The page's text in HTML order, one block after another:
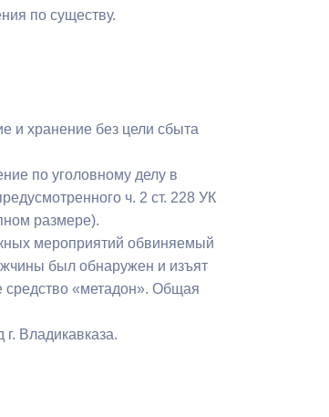
по существу.
и хранение без цели сбыта
по уголовному делу в
ч. 2 ст. 228 УК
размере).
мероприятий обвиняемый
был обнаружен и изъят
средство «метадон». Общая
Владикавказа.